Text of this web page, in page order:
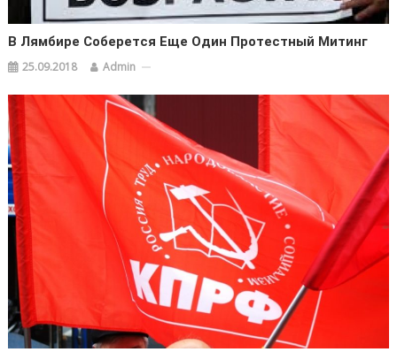
В Лямбире Соберется Еще Один Протестный Митинг
25.09.2018 Admin